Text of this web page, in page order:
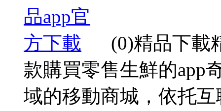
(0)精品下載
款購買零售生鮮的app
域的移動商城，依托